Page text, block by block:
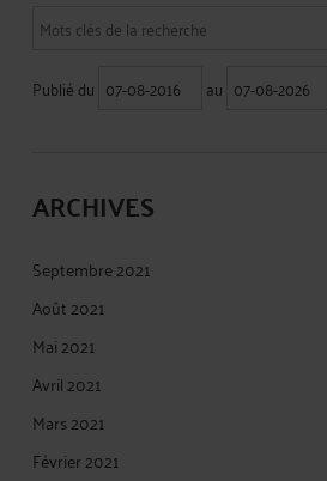
Publié du au
ARCHIVES
Septembre 2021
Août 2021
Mai 2021
Avril 2021
Mars 2021
Février 2021